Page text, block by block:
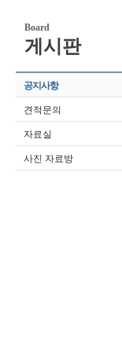
Board
게시판
공지사항
견적문의
자료실
사진 자료방